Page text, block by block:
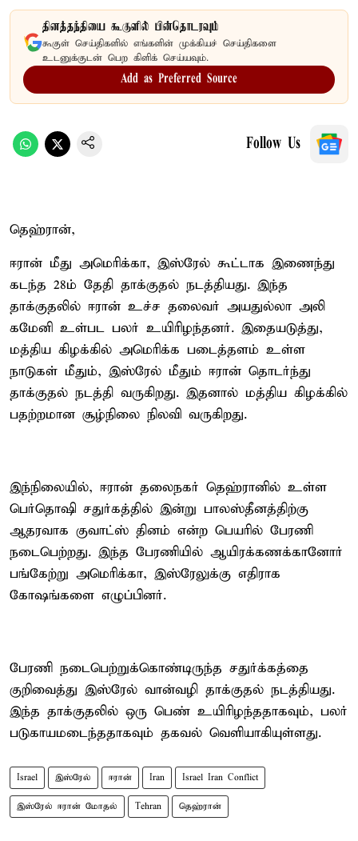
தினத்தந்தியை கூகுளில் பின்தொடரவும்
கூகுள் செய்திகளில் எங்களின் முக்கியச் செய்திகளை
உடனுக்குடன் பெற கிளிக் செய்யவும்.
Add as Preferred Source
Follow Us
தெஹ்ரான்,
ஈரான் மீது அமெரிக்கா, இஸ்ரேல் கூட்டாக இணைந்து
கடந்த 28ம் தேதி தாக்குதல் நடத்தியது. இந்த
தாக்குதலில் ஈரான் உச்ச தலைவர் அயதுல்லா அலி
கமேனி உள்பட பலர் உயிரிழந்தனர். இதையடுத்து,
மத்திய கிழக்கில் அமெரிக்க படைத்தளம் உள்ள
நாடுகள் மீதும், இஸ்ரேல் மீதும் ஈரான் தொடர்ந்து
தாக்குதல் நடத்தி வருகிறது. இதனால் மத்திய கிழக்கில்
பதற்றமான சூழ்நிலை நிலவி வருகிறது.
இந்நிலையில், ஈரான் தலைநகர் தெஹ்ரானில் உள்ள
பெர்தொஷி சதுர்கத்தில் இன்று பாலஸ்தீனத்திற்கு
ஆதரவாக குவாட்ஸ் தினம் என்ற பெயரில் பேரணி
நடைபெற்றது. இந்த பேரணியில் ஆயிரக்கணக்கானோர்
பங்கேற்று அமெரிக்கா, இஸ்ரேலுக்கு எதிராக
கோஷங்களை எழுப்பினர்.
பேரணி நடைபெற்றுக்கொண்டிருந்த சதுர்க்கத்தை
குறிவைத்து இஸ்ரேல் வான்வழி தாக்குதல் நடத்தியது.
இந்த தாக்குதலில் ஒரு பெண் உயிரிழந்ததாகவும், பலர்
படுகாயமடைந்ததாகவும் தகவல் வெளியாகியுள்ளது.
Israel இஸ்ரேல் ஈரான் Iran Israel Iran Conflict
இஸ்ரேல் ஈரான் மோதல் Tehran தெஹ்ரான்